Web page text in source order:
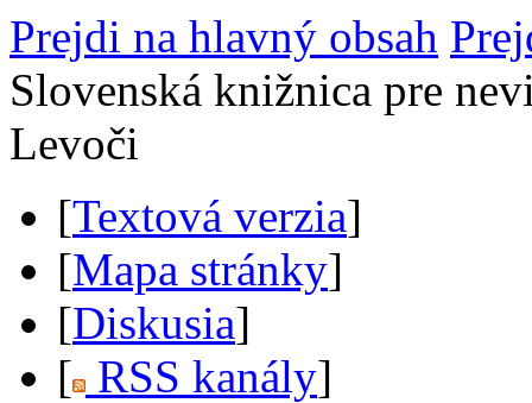
Prejdi na hlavný obsah
Slovenská knižnica pre
Levoči
[Textová verzia]
[Mapa stránky]
[Diskusia]
[ RSS kanály]